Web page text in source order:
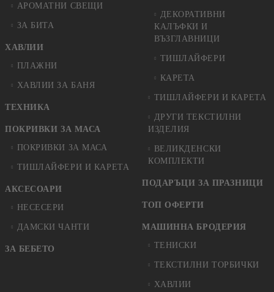
АРОМАТНИ СВЕЩИ
ЗА БИТА
ХАВЛИИ
ПЛАЖНИ
ХАВЛИИ ЗА БАНЯ
ТЕХНИКА
ПОКРИВКИ ЗА МАСА
ПОКРИВКИ ЗА МАСА
ТИШЛАЙФЕРИ И КАРЕТА
АКСЕСОАРИ
НЕСЕСЕРИ
ДАМСКИ ЧАНТИ
ЗА БЕБЕТО
ДЕКОРАТИВНИ
КАЛЪФКИ И
ВЪЗГЛАВНИЦИ
ТИШЛАЙФЕРИ
КАРЕТА
ТИШЛАЙФЕРИ И КАРЕТА
ДРУГИ ТЕКСТИЛНИ
ИЗДЕЛИЯ
ВЕЛИКДЕНСКИ
КОМПЛЕКТИ
ПОДАРЪЦИ ЗА ПРАЗНИЦИ
ТОП ОФЕРТИ
МАШИННА БРОДЕРИЯ
ТЕНИСКИ
ТЕКСТИЛНИ ТОРБИЧКИ
ХАВЛИИ